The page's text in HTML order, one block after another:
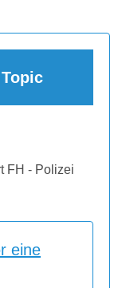
FH - Polizei
eine